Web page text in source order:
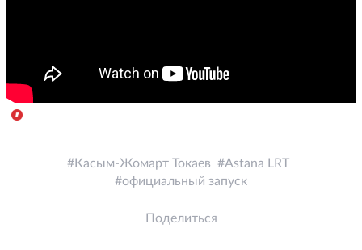
Касым-Жомарт Токаев
Astana LRT
официальный запуск
Поделиться